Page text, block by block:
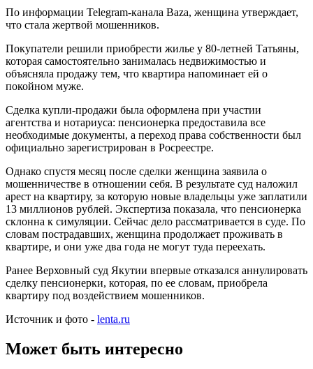
По информации Telegram-канала Baza, женщина утверждает,
что стала жертвой мошенников.
Покупатели решили приобрести жилье у 80-летней Татьяны,
которая самостоятельно занималась недвижимостью и
объясняла продажу тем, что квартира напоминает ей о
покойном муже.
Сделка купли-продажи была оформлена при участии
агентства и нотариуса: пенсионерка предоставила все
необходимые документы, а переход права собственности был
официально зарегистрирован в Росреестре.
Однако спустя месяц после сделки женщина заявила о
мошенничестве в отношении себя. В результате суд наложил
арест на квартиру, за которую новые владельцы уже заплатили
13 миллионов рублей. Экспертиза показала, что пенсионерка
склонна к симуляции. Сейчас дело рассматривается в суде. По
словам пострадавших, женщина продолжает проживать в
квартире, и они уже два года не могут туда переехать.
Ранее Верховный суд Якутии впервые отказался аннулировать
сделку пенсионерки, которая, по ее словам, приобрела
квартиру под воздействием мошенников.
Источник и фото - lenta.ru
Может быть интересно